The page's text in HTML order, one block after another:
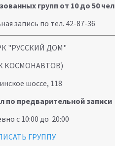
групп от 10 до 50 чел
запись по тел. 42-87-36
"РУССКИЙ ДОМ"
КОСМОНАВТОВ)
шоссе, 118
по предварительной записи
с 10:00 до 20:00
ГРУППУ